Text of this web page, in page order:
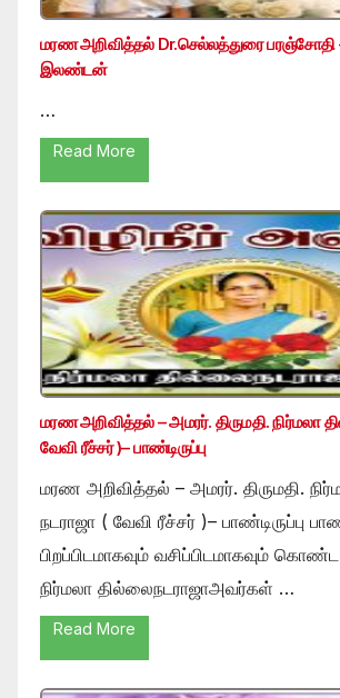
மரண அறிவித்தல் Dr.செல்லத்துரை பரஞ்சோதி
இலண்டன்
…
Read More
மரண அறிவித்தல் – அமரர். திருமதி. நிர்மலா
வேவி ரீச்சர் )– பாண்டிருப்பு
மரண அறிவித்தல் – அமரர். திருமதி.
நடராஜா ( வேவி ரீச்சர் )– பாண்டிருப்பு
பிறப்பிடமாகவும் வசிப்பிடமாகவும் கொண்ட
நிர்மலா தில்லைநடராஜாஅவர்கள் …
Read More